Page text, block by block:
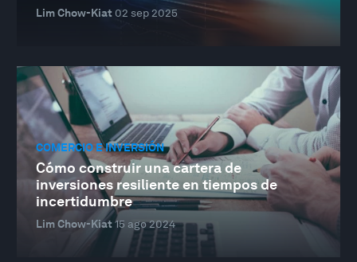
Lim Chow-Kiat 02 sep 2025
COMERCIO E INVERSIÓN
Cómo construir una cartera de
inversiones resiliente en tiempos de
incertidumbre
Lim Chow-Kiat 15 ago 2024